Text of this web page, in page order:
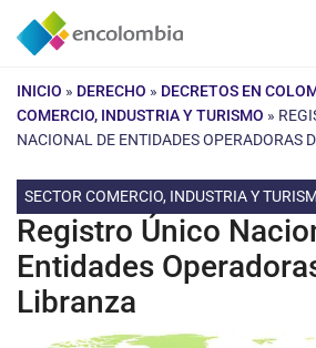
Saltar
INICIO » DERECHO » DECRETOS EN
COMERCIO, INDUSTRIA Y TURISMO »
NACIONAL DE ENTIDADES OPERADORAS
SECTOR COMERCIO, INDUSTRIA Y
Registro Único
Entidades
Libranza